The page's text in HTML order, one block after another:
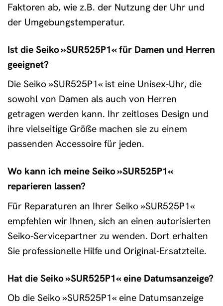
Faktoren ab, wie z.B. der Nutzung der Uhr und
der Umgebungstemperatur.
Ist die Seiko »SUR525P1« für Damen und Herren
geeignet?
Die Seiko »SUR525P1« ist eine Unisex-Uhr, die
sowohl von Damen als auch von Herren
getragen werden kann. Ihr zeitloses Design und
ihre vielseitige Größe machen sie zu einem
passenden Accessoire für jeden.
Wo kann ich meine Seiko »SUR525P1«
reparieren lassen?
Für Reparaturen an Ihrer Seiko »SUR525P1«
empfehlen wir Ihnen, sich an einen autorisierten
Seiko-Servicepartner zu wenden. Dort erhalten
Sie professionelle Hilfe und Original-Ersatzteile.
Hat die Seiko »SUR525P1« eine Datumsanzeige?
Ob die Seiko »SUR525P1« eine Datumsanzeige